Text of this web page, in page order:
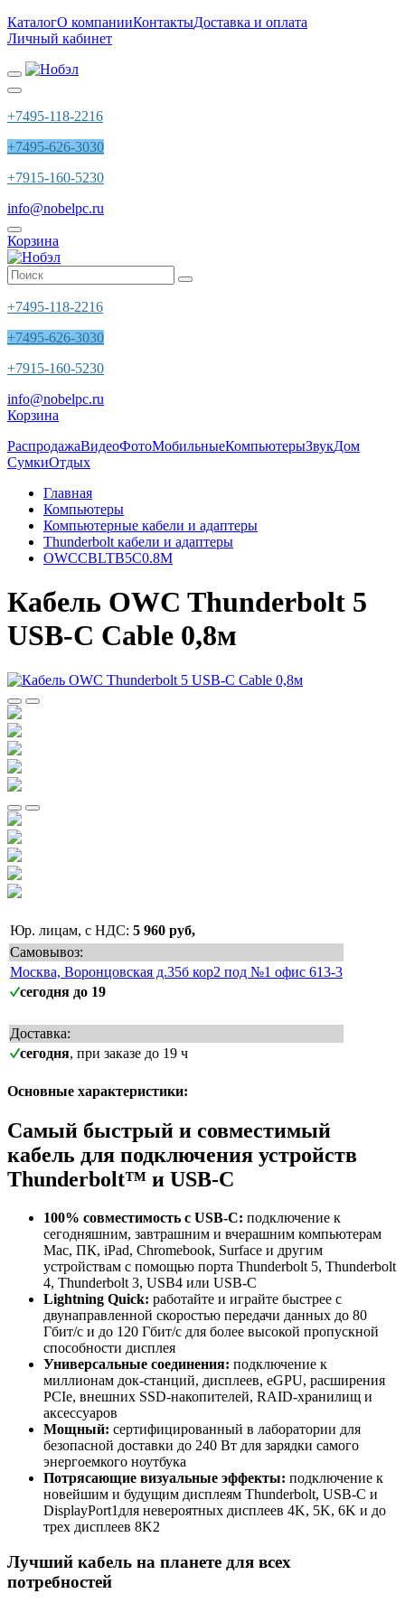
КаталогО компанииКонтактыДоставка и оплата
Личный кабинет
+7495-118-2216
+7495-626-3030
+7915-160-5230
info@nobelpc.ru
Корзина
+7495-118-2216
+7495-626-3030
+7915-160-5230
info@nobelpc.ru
Корзина
РаспродажаВидеоФотоМобильныеКомпьютерыЗвукДом
СумкиОтдых
Главная
Компьютеры
Компьютерные кабели и адаптеры
Thunderbolt кабели и адаптеры
OWCCBLTB5C0.8M
Кабель OWC Thunderbolt 5
USB-C Cable 0,8м
Юр. лицам, с НДС: 5 960 руб,
Самовывоз:
Москва, Воронцовская д.35б кор2 под №1 офис 613-3
сегодня до 19
Доставка:
сегодня, при заказе до 19 ч
Основные характеристики:
Самый быстрый и совместимый
кабель для подключения устройств
Thunderbolt™ и USB-C
100% совместимость с USB-C: подключение к
сегодняшним, завтрашним и вчерашним компьютерам
Mac, ПК, iPad, Chromebook, Surface и другим
устройствам с помощью порта Thunderbolt 5, Thunderbolt
4, Thunderbolt 3, USB4 или USB-C
Lightning Quick: работайте и играйте быстрее с
двунаправленной скоростью передачи данных до 80
Гбит/с и до 120 Гбит/с для более высокой пропускной
способности дисплея
Универсальные соединения: подключение к
миллионам док-станций, дисплеев, eGPU, расширения
PCIe, внешних SSD-накопителей, RAID-хранилищ и
аксессуаров
Мощный: сертифицированный в лаборатории для
безопасной доставки до 240 Вт для зарядки самого
энергоемкого ноутбука
Потрясающие визуальные эффекты: подключение к
новейшим и будущим дисплеям Thunderbolt, USB-C и
DisplayPort1для невероятных дисплеев 4K, 5K, 6K и до
трех дисплеев 8K2
Лучший кабель на планете для всех
потребностей